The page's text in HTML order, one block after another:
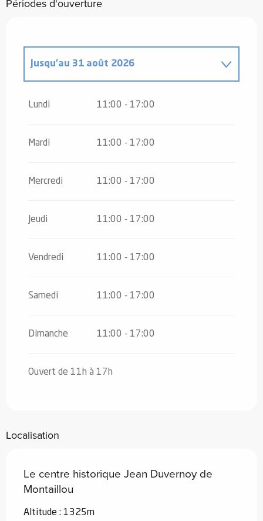
Périodes d'ouverture
Jusqu'au 31 août 2026
Lundi 11:00 - 17:00
Mardi 11:00 - 17:00
Mercredi 11:00 - 17:00
Jeudi 11:00 - 17:00
Vendredi 11:00 - 17:00
Samedi 11:00 - 17:00
Dimanche 11:00 - 17:00
Ouvert de 11h à 17h
Localisation
Le centre historique Jean Duvernoy de
Montaillou
Altitude : 1325m